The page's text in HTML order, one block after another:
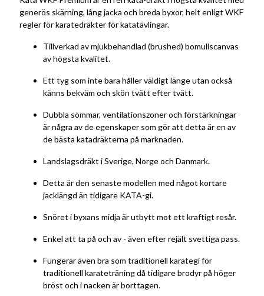
generös skärning, lång jacka och breda byxor, helt enligt WKF
regler för karatedräkter för katatävlingar.
Tillverkad av mjukbehandlad (brushed) bomullscanvas
av högsta kvalitet.
Ett tyg som inte bara håller väldigt länge utan också
känns bekväm och skön tvätt efter tvätt.
Dubbla sömmar, ventilationszoner och förstärkningar
är några av de egenskaper som gör att detta är en av
de bästa katadräkterna på marknaden.
Landslagsdräkt i Sverige, Norge och Danmark.
Detta är den senaste modellen med något kortare
jacklängd än tidigare KATA-gi.
Snöret i byxans midja är utbytt mot ett kraftigt resår.
Enkel att ta på och av - även efter rejält svettiga pass.
Fungerar även bra som traditionell karategi för
traditionell karateträning då tidigare brodyr på höger
bröst och i nacken är borttagen.